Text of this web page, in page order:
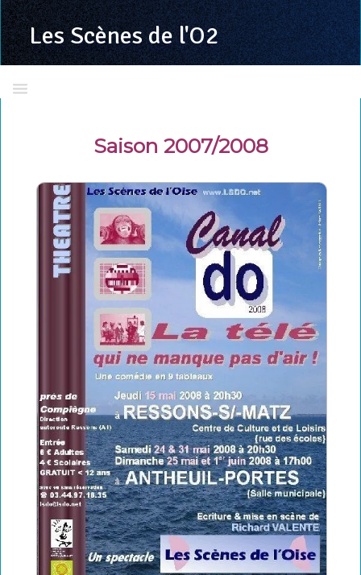
Les Scènesde l'O2
Toutes les programmations
LSDO en images
La troupe
Richard VALENTE
Grand jeu concours LSDO
La carte club LSDO
Intégrer LSDO
Créez l'évènement
Partenaires
Les liens coup de coeur
Coulisses : Statuts, réglement intérieur
Saison 2007/2008